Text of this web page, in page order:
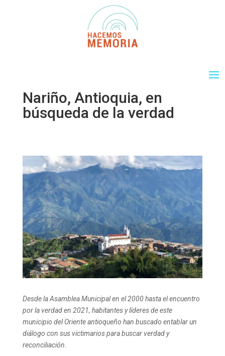
Nariño, Antioquia, en
búsqueda de la verdad
Desde la Asamblea Municipal en el 2000 hasta el encuentro
por la verdad en 2021, habitantes y líderes de este
municipio del Oriente antioqueño han buscado entablar un
diálogo con sus victimarios para buscar verdad y
reconciliación.